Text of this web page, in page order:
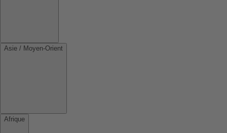
Asie / Moyen-Orient
Afrique